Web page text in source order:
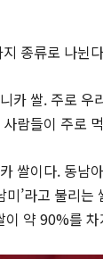
종류로 나뉜
카 쌀. 주로 우
람들이 주로
쌀이다. 동남
미’라고 불리
이 약 90%를 차